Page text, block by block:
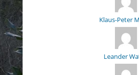
Klaus-Peter
Leander